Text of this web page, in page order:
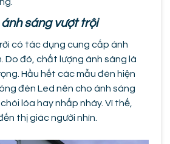
sáng vượt trội
có tác dụng cung cấp ánh
Do đó, chất lượng ánh sáng là
Hầu hết các mẫu đèn hiện
đèn Led nên cho ánh sáng
lóa hay nhấp nháy. Vì thế,
thị giác người nhìn.